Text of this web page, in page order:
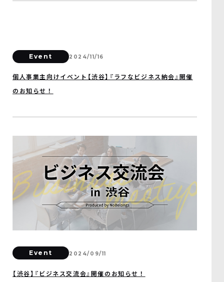
Event 2024/11/16
個人事業主向けイベント【渋谷】『ラフなビジネス納会』開催
のお知らせ！
Event 2024/09/11
【渋谷】『ビジネス交流会』開催のお知らせ！